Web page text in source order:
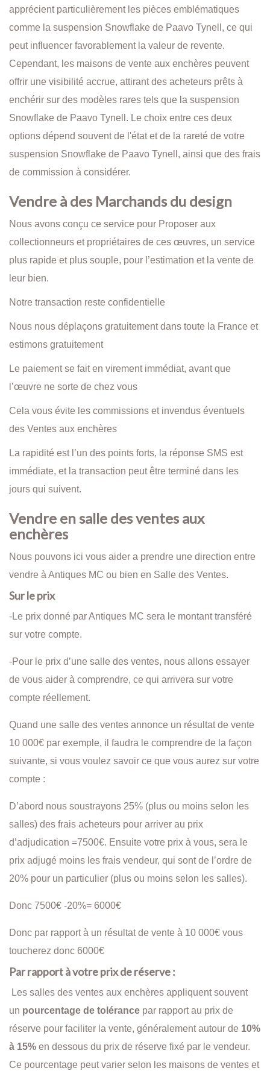
apprécient particulièrement les pièces emblématiques
comme la suspension Snowflake de Paavo Tynell, ce qui
peut influencer favorablement la valeur de revente.
Cependant, les maisons de vente aux enchères peuvent
offrir une visibilité accrue, attirant des acheteurs prêts à
enchérir sur des modèles rares tels que la suspension
Snowflake de Paavo Tynell. Le choix entre ces deux
options dépend souvent de l'état et de la rareté de votre
suspension Snowflake de Paavo Tynell, ainsi que des frais
de commission à considérer.
Vendre à des Marchands du design
Nous avons conçu ce service pour Proposer aux
collectionneurs et propriétaires de ces œuvres, un service
plus rapide et plus souple, pour l’estimation et la vente de
leur bien.
Notre transaction reste confidentielle
Nous nous déplaçons gratuitement dans toute la France et
estimons gratuitement
Le paiement se fait en virement immédiat, avant que
l’œuvre ne sorte de chez vous
Cela vous évite les commissions et invendus éventuels
des Ventes aux enchères
La rapidité est l’un des points forts, la réponse SMS est
immédiate, et la transaction peut être terminé dans les
jours qui suivent.
Vendre en salle des ventes aux
enchères
Nous pouvons ici vous aider a prendre une direction entre
vendre à Antiques MC ou bien en Salle des Ventes.
Sur le prix
-Le prix donné par Antiques MC sera le montant transféré
sur votre compte.
-Pour le prix d’une salle des ventes, nous allons essayer
de vous aider à comprendre, ce qui arrivera sur votre
compte réellement.
Quand une salle des ventes annonce un résultat de vente
10 000€ par exemple, il faudra le comprendre de la façon
suivante, si vous voulez savoir ce que vous aurez sur votre
compte :
D’abord nous soustrayons 25% (plus ou moins selon les
salles) des frais acheteurs pour arriver au prix
d’adjudication =7500€. Ensuite votre prix à vous, sera le
prix adjugé moins les frais vendeur, qui sont de l’ordre de
20% pour un particulier (plus ou moins selon les salles).
Donc 7500€ -20%= 6000€
Donc par rapport à un résultat de vente à 10 000€ vous
toucherez donc 6000€
Par rapport à votre prix de réserve :
Les salles des ventes aux enchères appliquent souvent
un pourcentage de tolérance par rapport au prix de
réserve pour faciliter la vente, généralement autour de 10%
à 15% en dessous du prix de réserve fixé par le vendeur.
Ce pourcentage peut varier selon les maisons de ventes et